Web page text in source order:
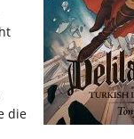
die